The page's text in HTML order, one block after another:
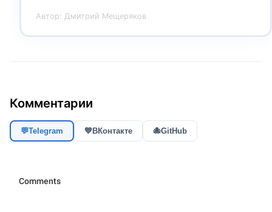
Автор: Дмитрий Мещеряков
Комментарии
💬Telegram 💙ВКонтакте 🐙GitHub